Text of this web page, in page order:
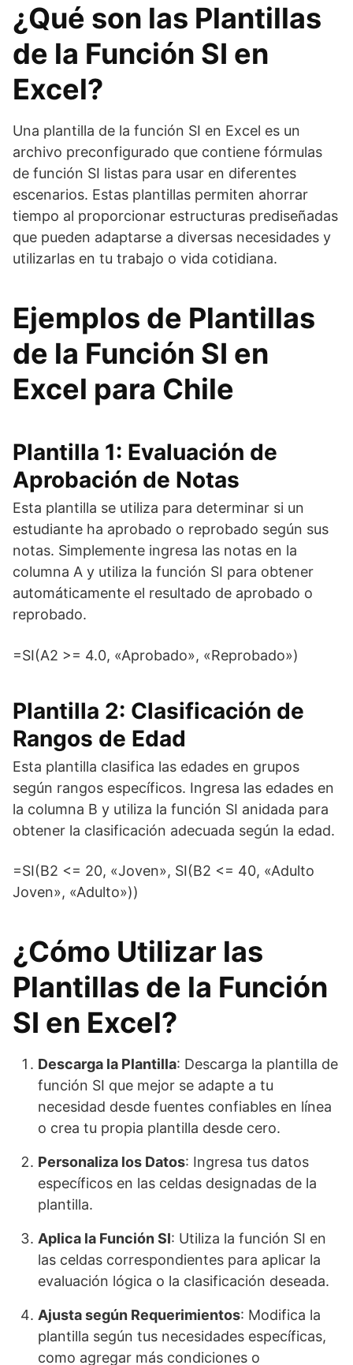
¿Qué son las Plantillas
de la Función SI en
Excel?
Una plantilla de la función SI en Excel es un
archivo preconfigurado que contiene fórmulas
de función SI listas para usar en diferentes
escenarios. Estas plantillas permiten ahorrar
tiempo al proporcionar estructuras prediseñadas
que pueden adaptarse a diversas necesidades y
utilizarlas en tu trabajo o vida cotidiana.
Ejemplos de Plantillas
de la Función SI en
Excel para Chile
Plantilla 1: Evaluación de
Aprobación de Notas
Esta plantilla se utiliza para determinar si un
estudiante ha aprobado o reprobado según sus
notas. Simplemente ingresa las notas en la
columna A y utiliza la función SI para obtener
automáticamente el resultado de aprobado o
reprobado.
=SI(A2 >= 4.0, «Aprobado», «Reprobado»)
Plantilla 2: Clasificación de
Rangos de Edad
Esta plantilla clasifica las edades en grupos
según rangos específicos. Ingresa las edades en
la columna B y utiliza la función SI anidada para
obtener la clasificación adecuada según la edad.
=SI(B2 <= 20, «Joven», SI(B2 <= 40, «Adulto
Joven», «Adulto»))
¿Cómo Utilizar las
Plantillas de la Función
SI en Excel?
Descarga la Plantilla: Descarga la plantilla de
función SI que mejor se adapte a tu
necesidad desde fuentes confiables en línea
o crea tu propia plantilla desde cero.
Personaliza los Datos: Ingresa tus datos
específicos en las celdas designadas de la
plantilla.
Aplica la Función SI: Utiliza la función SI en
las celdas correspondientes para aplicar la
evaluación lógica o la clasificación deseada.
Ajusta según Requerimientos: Modifica la
plantilla según tus necesidades específicas,
como agregar más condiciones o